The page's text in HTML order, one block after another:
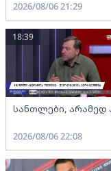
2026/08/06 21:29
სანთლები, არამედ
18:39
2026/08/06 22:08